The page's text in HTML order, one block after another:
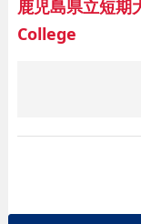
Economics and
thông tin liên quan đến
鹿児島県立短期
College